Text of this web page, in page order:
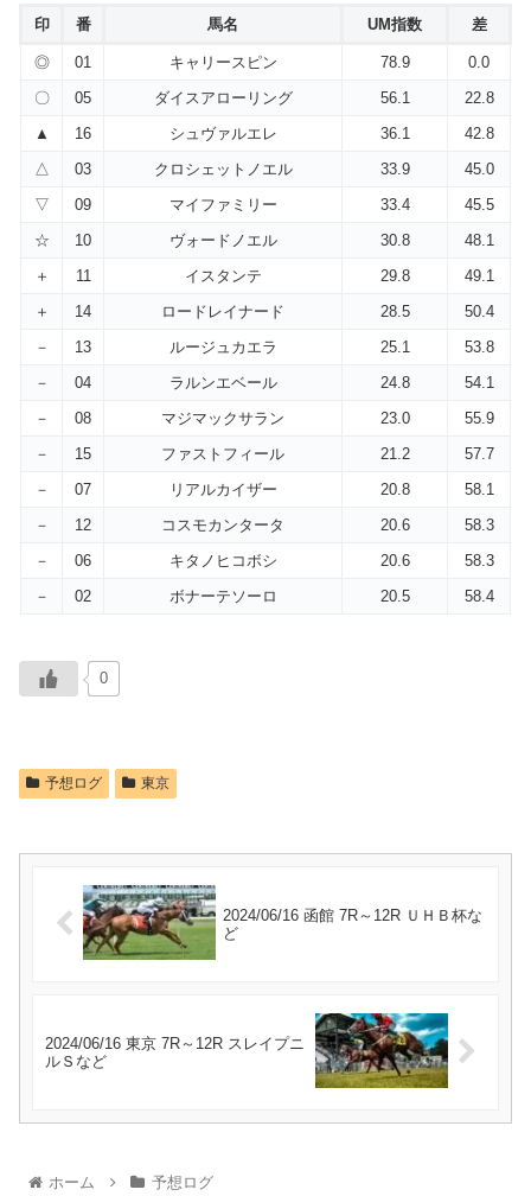
印 番 馬名 UM指数 差
◎ 01 キャリースピン 78.9
0.0
〇
05 ダイスアローリング 56.1
22.8
▲
16 シュヴァルエレ 36.1
42.8
△
03 クロシェットノエル 33.9
45.0
▽
09 マイファミリー 33.4
45.5
☆
10 ヴォードノエル 30.8
48.1
＋
11 イスタンテ 29.8
49.1
＋
14 ロードレイナード 28.5
50.4
－
13 ルージュカエラ 25.1
53.8
－
04 ラルンエベール 24.8
54.1
－
08 マジマックサラン 23.0
55.9
－
15 ファストフィール 21.2
57.7
－
07 リアルカイザー 20.8
58.1
－
12 コスモカンタータ 20.6
58.3
－
06 キタノヒコボシ 20.6
58.3
－
02 ボナーテソーロ 20.5 58.4
0
予想ログ 東京
2024/06/16 函館 7R～12R ＵＨＢ杯な
ど
2024/06/16 東京 7R～12R スレイプニ
ルＳなど
ホーム 予想ログ